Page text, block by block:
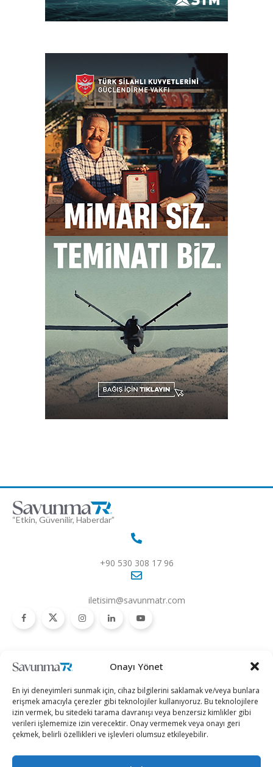
Onayı Yönet
En iyi deneyimleri sunmak için, cihaz bilgilerini saklamak ve/veya bunlara
erişmek amacıyla çerezler gibi teknolojiler kullanıyoruz. Bu teknolojilere
izin vermek, bu sitedeki tarama davranışı veya benzersiz kimlikler gibi
verileri işlememize izin verecektir. Onay vermemek veya onayı geri
çekmek, belirli özellikleri ve işlevleri olumsuz etkileyebilir.
“Etkin, Güvenilir, Haberdar”
+90 530 308 17 96
iletisim@savunmatr.com
Savunma Sanayii
Hava Platformları
Kara Platformları
Deniz Platformları
İnsansız Sistemler
Kategoriler
Siber Güvenlik
Teknoloji
Röportajlar
Politika
SavunmaTR
Hakkımızda
Kariyer
Gizlilik Politikası
Künye